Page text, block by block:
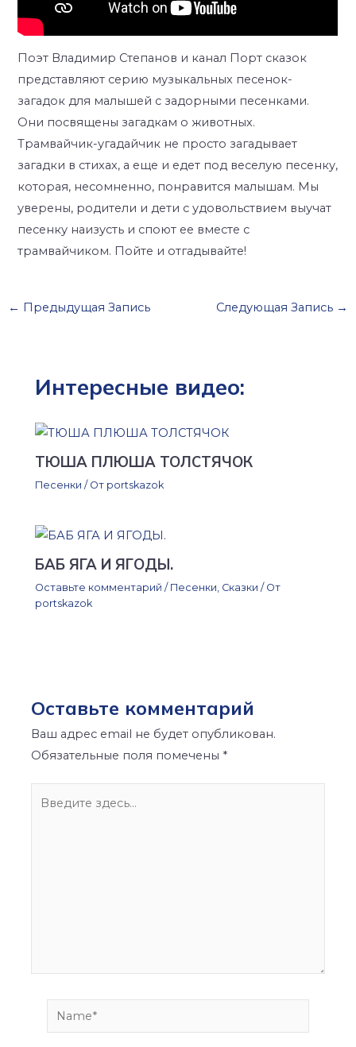
Поэт Владимир Степанов и канал Порт сказок
представляют серию музыкальных песенок-
загадок для малышей с задорными песенками.
Они посвящены загадкам о животных.
Трамвайчик-угадайчик не просто загадывает
загадки в стихах, а еще и едет под веселую песенку,
которая, несомненно, понравится малышам. Мы
уверены, родители и дети с удовольствием выучат
песенку наизусть и споют ее вместе с
трамвайчиком. Пойте и отгадывайте!
← Предыдущая Запись Следующая Запись →
Интересные видео:
ТЮША ПЛЮША ТОЛСТЯЧОК
Песенки / От portskazok
БАБ ЯГА И ЯГОДЫ.
Оставьте комментарий / Песенки Сказки / От
portskazok
Оставьте комментарий
Ваш адрес email не будет опубликован.
Обязательные поля помечены *
Name*